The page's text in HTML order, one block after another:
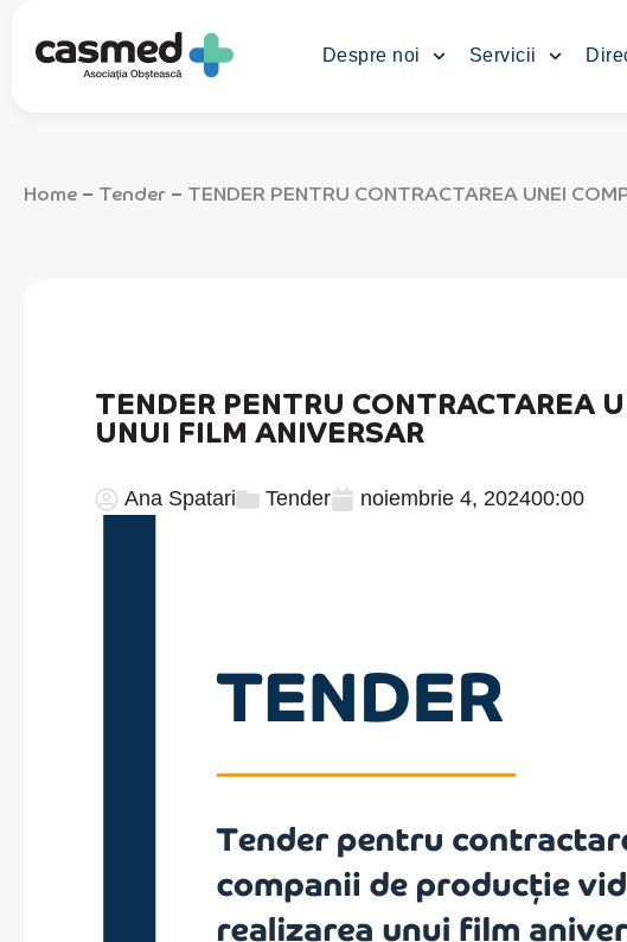
Despre noi Servicii
Home – Tender – TENDER PENTRU CONTRACTAREA UNEI
TENDER PENTRU CONTRACTAREA
UNUI FILM ANIVERSAR
Ana Spatari Tender noiembrie 4, 202400:00